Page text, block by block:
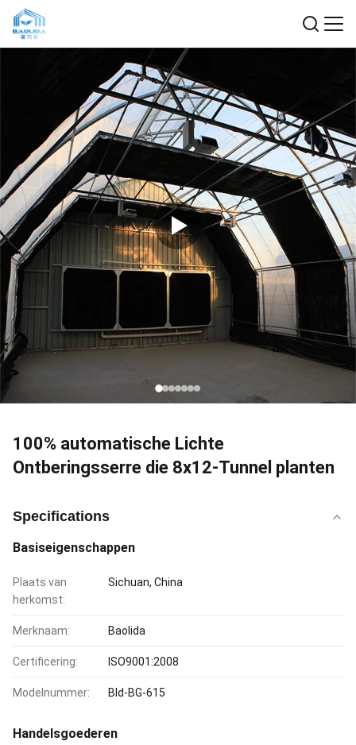
100% automatische Lichte
Ontberingsserre die 8x12-Tunnel planten
Specifications
Basiseigenschappen
Plaats van
herkomst:
Sichuan, China
Merknaam: Baolida
Certificering: ISO9001:2008
Modelnummer: Bld-BG-615
Handelsgoederen